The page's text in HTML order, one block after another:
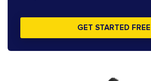
GET STARTED FREE